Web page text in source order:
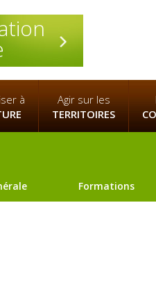
à
Agir sur les
TERRITOIRES
Formations